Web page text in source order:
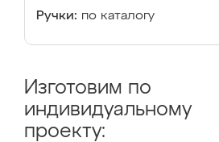
Ручки: по каталогу
Изготовим по
индивидуальному
проекту: